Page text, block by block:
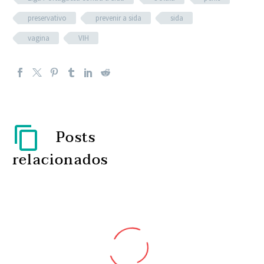
preservativo
prevenir a sida
sida
vagina
VIH
Posts
relacionados